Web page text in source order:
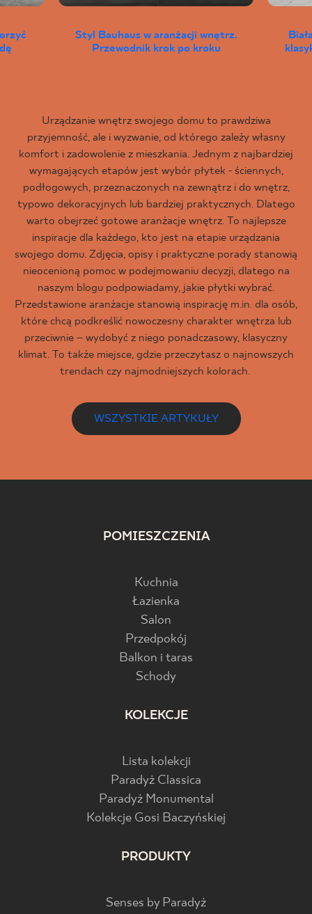
Styl Bauhaus w aranżacji wnętrz.
Przewodnik krok po kroku
Urządzanie wnętrz swojego domu to prawdziwa
przyjemność, ale i wyzwanie, od którego zależy własny
komfort i zadowolenie z mieszkania. Jednym z najbardziej
wymagających etapów jest wybór płytek - ściennych,
podłogowych, przeznaczonych na zewnątrz i do wnętrz,
typowo dekoracyjnych lub bardziej praktycznych. Dlatego
warto obejrzeć gotowe aranżacje wnętrz. To najlepsze
inspiracje dla każdego, kto jest na etapie urządzania
swojego domu. Zdjęcia, opisy i praktyczne porady stanowią
nieocenioną pomoc w podejmowaniu decyzji, dlatego na
naszym blogu podpowiadamy, jakie płytki wybrać.
Przedstawione aranżacje stanowią inspirację m.in. dla osób,
które chcą podkreślić nowoczesny charakter wnętrza lub
przeciwnie – wydobyć z niego ponadczasowy, klasyczny
klimat. To także miejsce, gdzie przeczytasz o najnowszych
trendach czy najmodniejszych kolorach.
WSZYSTKIE ARTYKUŁY
POMIESZCZENIA
Kuchnia
Łazienka
Salon
Przedpokój
Balkon i taras
Schody
KOLEKCJE
Lista kolekcji
Paradyż Classica
Paradyż Monumental
Kolekcje Gosi Baczyńskiej
PRODUKTY
Senses by Paradyż